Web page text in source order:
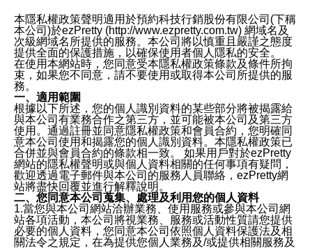
本隱私權政策聲明適用於預約科技行銷股份有限公司(下稱
本公司)於ezPretty (http://www.ezpretty.com.tw) 網域名及
次級網域名所提供的服務。本公司將以慎重且嚴謹之態度
提供全面的保護措施，以確保使用者個人隱私的安全。
在使用本網站時，您同意受本隱私權政策條款及條件所拘
束，如果您不同意，請不要使用或取得本公司所提供的服
務。
一、適用範圍
根據以下所述，您的個人識別資料的某些部分將被揭露給
與本公司有業務合作之第三方，並可能被本公司及第三方
使用。通過註冊並同意隱私權政策和會員合約，您明確同
意本公司使用和揭露您的個人識別資料。本隱私權政策已
合併並與會員合約的條款相一致。 如果用戶對於ezPretty
網站的隱私權聲明或與個人資料相關的任何事項有疑問，
歡迎透過電子郵件與本公司的服務人員聯絡，ezPretty網
站將盡快回覆並進行解釋說明。
二、您同意本公司蒐集、處理及利用您的個人資料
1.當您與本公司網站洽辦業務、使用服務或參與本公司網
站各項活動，本公司將視業務、服務或活動性質請您提供
必要的個人資料，您同意本公司依照個人資料保護法及相
關法令之規定，在為提供您個人業務及/或提供相關服務及